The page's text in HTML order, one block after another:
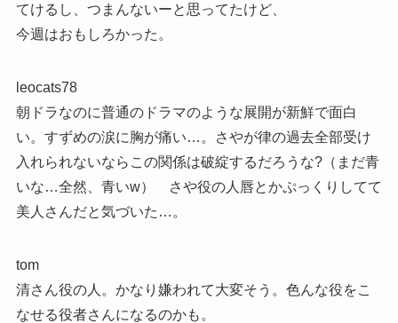
てけるし、つまんないーと思ってたけど、
今週はおもしろかった。
leocats78
朝ドラなのに普通のドラマのような展開が新鮮で面白
い。すずめの涙に胸が痛い…。さやが律の過去全部受け
入れられないならこの関係は破綻するだろうな?（まだ青
いな…全然、青いw） さや役の人唇とかぷっくりしてて
美人さんだと気づいた…。
tom
清さん役の人。かなり嫌われて大変そう。色んな役をこ
なせる役者さんになるのかも。